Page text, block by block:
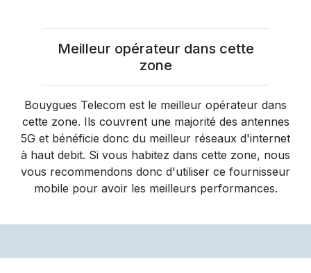
Meilleur opérateur dans cette
zone
Bouygues Telecom est le meilleur opérateur dans
cette zone. Ils couvrent une majorité des antennes
5G et bénéficie donc du meilleur réseaux d'internet
à haut debit. Si vous habitez dans cette zone, nous
vous recommendons donc d'utiliser ce fournisseur
mobile pour avoir les meilleurs performances.